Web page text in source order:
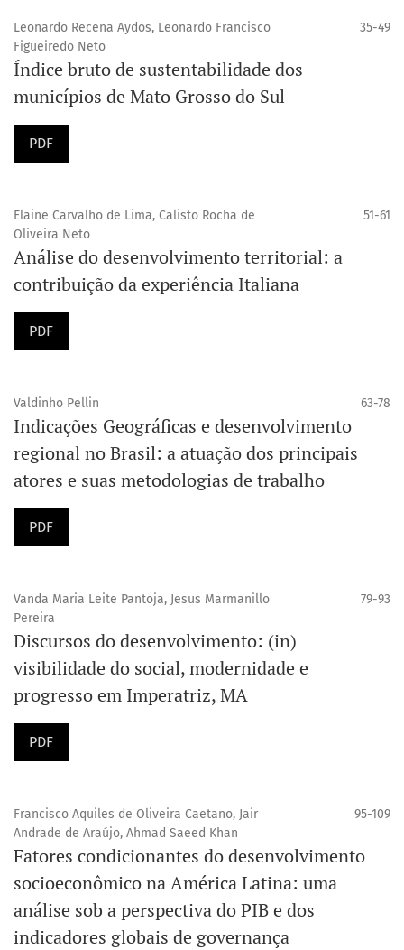
Leonardo Recena Aydos, Leonardo Francisco
Figueiredo Neto
35-49
Índice bruto de sustentabilidade dos
municípios de Mato Grosso do Sul
PDF
Elaine Carvalho de Lima, Calisto Rocha de
Oliveira Neto
51-61
Análise do desenvolvimento territorial: a
contribuição da experiência Italiana
PDF
Valdinho Pellin 63-78
Indicações Geográficas e desenvolvimento
regional no Brasil: a atuação dos principais
atores e suas metodologias de trabalho
PDF
Vanda Maria Leite Pantoja, Jesus Marmanillo
Pereira
79-93
Discursos do desenvolvimento: (in)
visibilidade do social, modernidade e
progresso em Imperatriz, MA
PDF
Francisco Aquiles de Oliveira Caetano, Jair
Andrade de Araújo, Ahmad Saeed Khan
95-109
Fatores condicionantes do desenvolvimento
socioeconômico na América Latina: uma
análise sob a perspectiva do PIB e dos
indicadores globais de governança